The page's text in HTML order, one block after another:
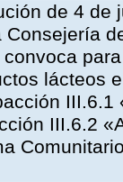
de 4
Consejería
lácteos
III.6.2